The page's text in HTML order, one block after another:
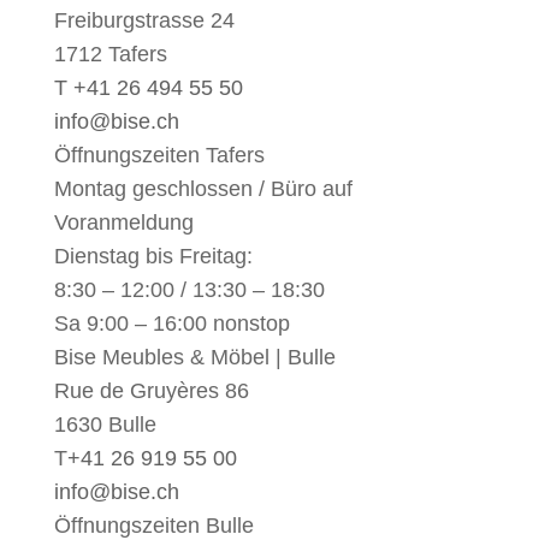
Freiburgstrasse 24
1712 Tafers
T +41 26 494 55 50
info@bise.ch
Öffnungszeiten Tafers
Montag geschlossen / Büro auf
Voranmeldung
Dienstag bis Freitag:
8:30 – 12:00 / 13:30 – 18:30
Sa 9:00 – 16:00 nonstop
Bise Meubles & Möbel | Bulle
Rue de Gruyères 86
1630 Bulle
T+41 26 919 55 00
info@bise.ch
Öffnungszeiten Bulle